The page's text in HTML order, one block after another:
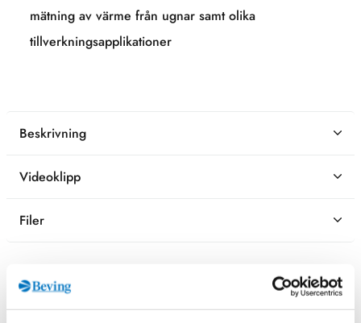
mätning av värme från ugnar samt olika
tillverkningsapplikationer
Beskrivning
Videoklipp
Filer
Kontaktperson